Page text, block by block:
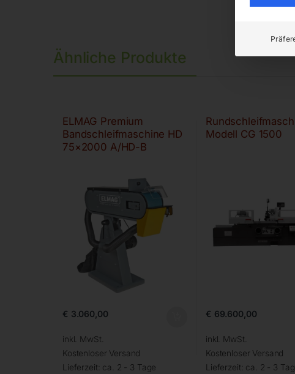
Ähnliche Produkte
ELMAG Premium
Bandschleifmaschine HD
75×2000 A/HD-B
€ 3.060,00
inkl. MwSt.
Kostenloser Versand
Lieferzeit: ca. 2 - 3 Tage
Modell CG 1500
€ 69.600,00
inkl. MwSt.
Kostenloser Versand
Lieferzeit: ca. 2 - 3